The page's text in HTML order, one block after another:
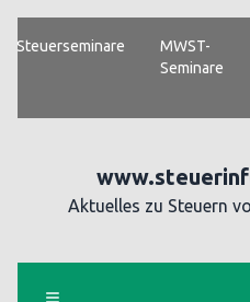
Steuerseminare
MWST-
Seminare
Aktuelles zu Steuern